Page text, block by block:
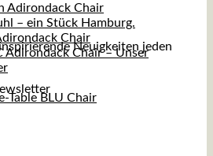
Neuigkeiten jeden
Adirondack Chair
– ein Stück Hamburg.
Chair
Adirondack Chair – Unser
Table BLU Chair